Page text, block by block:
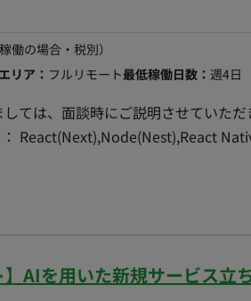
働の場合・税別）
エリア： フルリモート最低稼働日数： 週4日
ては、面談時にご説明させていただ
React(Next),Node(Nest),React
にリリースしている他サービス
AIを用いた新規サービス立